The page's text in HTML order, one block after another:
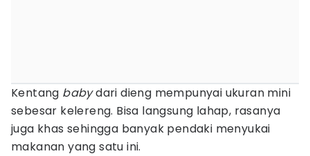
Kentang babydari dieng mempunyai ukuran mini
sebesar kelereng. Bisa langsung lahap, rasanya
juga khas sehingga banyak pendaki menyukai
makanan yang satu ini.